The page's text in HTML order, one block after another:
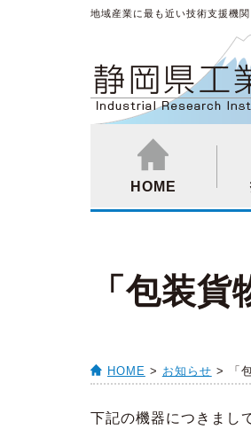
地域産業に最も近い技術支援機
HOME
「包装
HOME > お知らせ > 「
下記の機器につきまし